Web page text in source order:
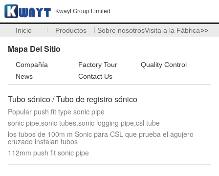
Kwayt Group Limited
Inicio Productos Sobre nosotrosVisita a la Fábrica>>
Mapa Del Sitio
Compañía Factory Tour
Quality Control
News
Contact Us
Tubo sónico / Tubo de registro sónico
Popular push fit type sonic pipe
sonic pipe,sonic tubes,sonic logging pipe,csl tube
los tubos de 100m m Sonic para CSL que prueba el agujero
cruzado instalan tubos
112mm push fit sonic pipe